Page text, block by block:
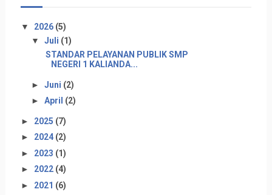
▼ 2026 (5)
▼ Juli (1)
STANDAR PELAYANAN PUBLIK SMP
NEGERI 1 KALIANDA...
► Juni (2)
► April (2)
► 2025 (7)
► 2024 (2)
► 2023 (1)
► 2022 (4)
► 2021 (6)